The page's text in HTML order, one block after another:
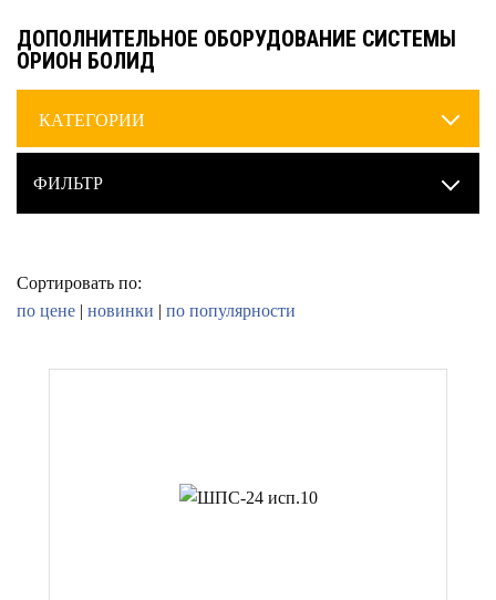
ДОПОЛНИТЕЛЬНОЕ ОБОРУДОВАНИЕ СИСТЕМЫ
ОРИОН БОЛИД
КАТЕГОРИИ
ФИЛЬТР
Сортировать по:
по цене | новинки | по популярности